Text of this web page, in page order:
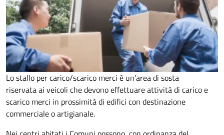
Lo stallo per carico/scarico merci è un'area di sosta
riservata ai veicoli che devono effettuare attività di carico e
scarico merci in prossimità di edifici con destinazione
commerciale o artigianale.